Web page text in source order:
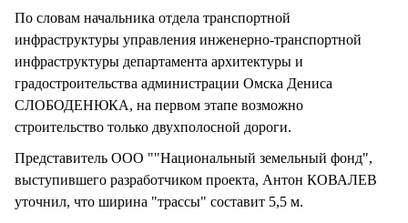
По словам начальника отдела транспортной
инфраструктуры управления инженерно-транспортной
инфраструктуры департамента архитектуры и
градостроительства администрации Омска Дениса
СЛОБОДЕНЮКА, на первом этапе возможно
строительство только двухполосной дороги.
Представитель ООО ""Национальный земельный фонд",
выступившего разработчиком проекта, Антон КОВАЛЕВ
уточнил, что ширина "трассы" составит 5,5 м.